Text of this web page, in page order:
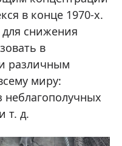
в конце 1970-х.
снижения
в
различным
миру:
неблагополучных
т. д.